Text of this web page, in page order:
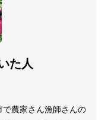
た人
農家さん漁師さんの